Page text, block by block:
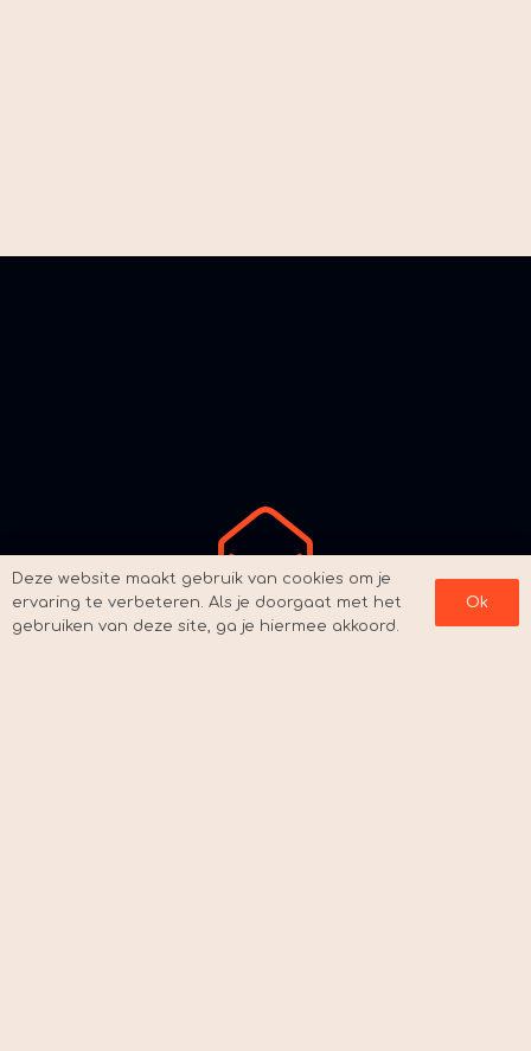
Deze website maakt gebruik van cookies om je
ervaring te verbeteren. Als je doorgaat met het
gebruiken van deze site, ga je hiermee akkoord.
Ok